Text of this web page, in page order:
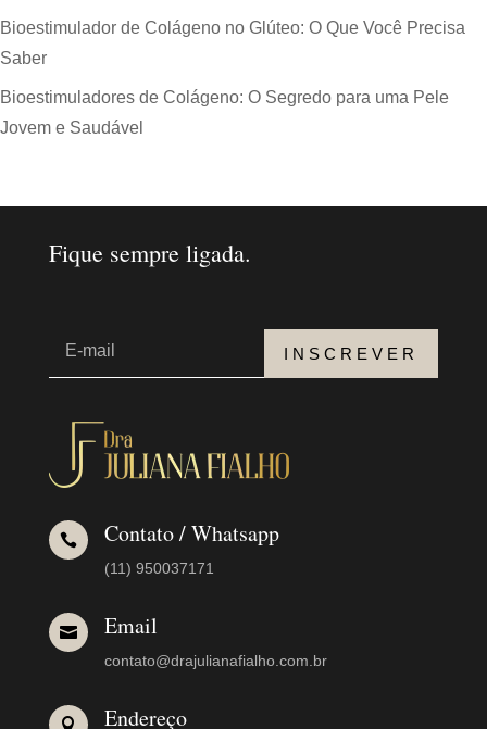
Bioestimulador de Colágeno no Glúteo: O Que Você Precisa
Saber
Bioestimuladores de Colágeno: O Segredo para uma Pele
Jovem e Saudável
Fique sempre ligada.
INSCREVER
 Contato / Whatsapp
(11) 950037171
 Email
contato@drajulianafialho.com.br
 Endereço